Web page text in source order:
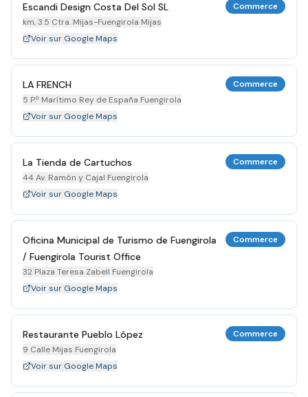
Escandi Design Costa Del Sol SL
km, 3.5 Ctra. Mijas-Fuengirola Mijas
Commerce
Voir sur Google Maps
LA FRENCH
5 P.º Marítimo Rey de España Fuengirola
Commerce
Voir sur Google Maps
La Tienda de Cartuchos
44 Av. Ramón y Cajal Fuengirola
Commerce
Voir sur Google Maps
Oficina Municipal de Turismo de Fuengirola
/ Fuengirola Tourist Office
32 Plaza Teresa Zabell Fuengirola
Commerce
Voir sur Google Maps
Restaurante Pueblo López
9 Calle Mijas Fuengirola
Commerce
Voir sur Google Maps